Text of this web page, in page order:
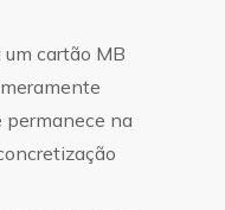
cartão MB
permanece na